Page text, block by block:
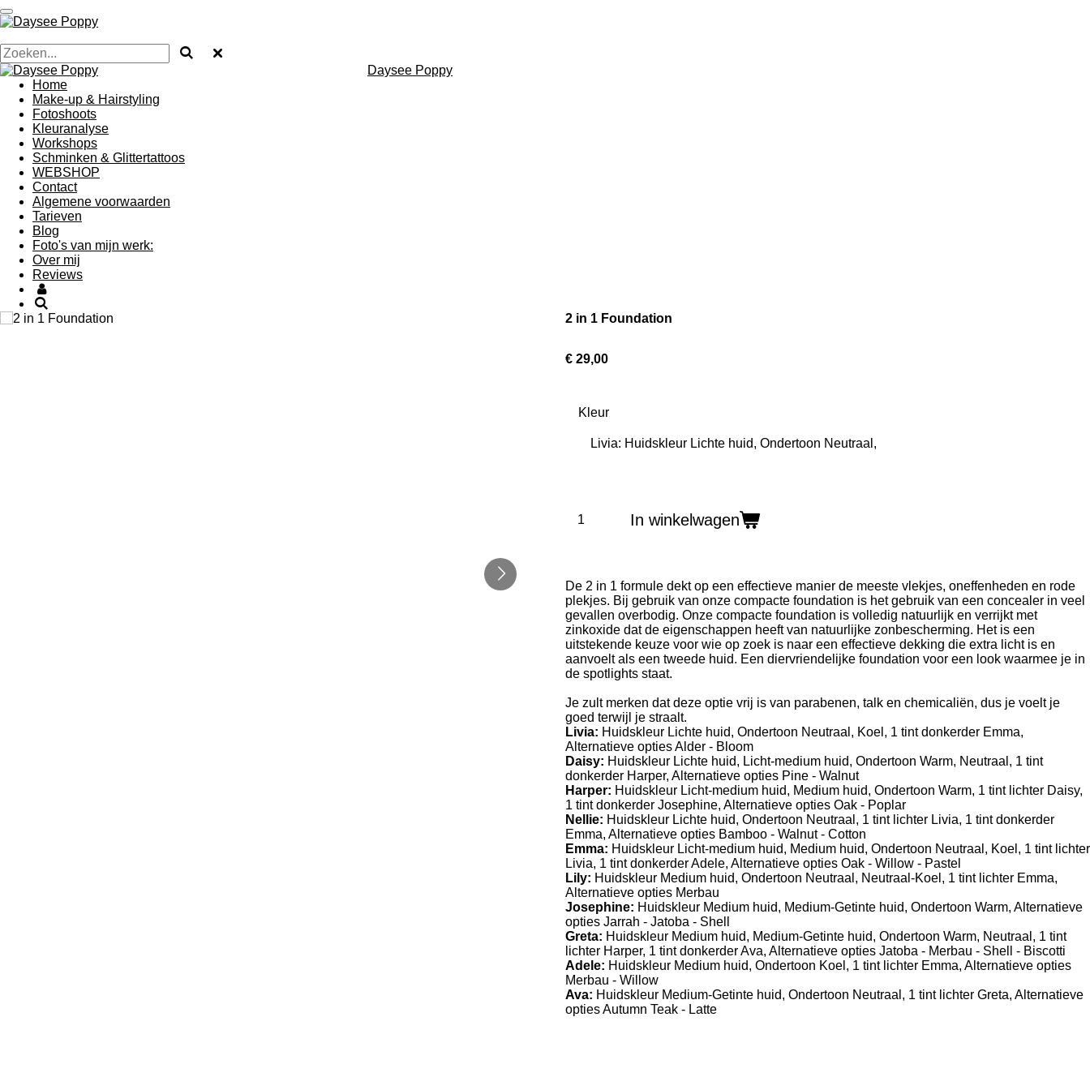
Ga
direct
naar
de
hoofdinhoud
Daysee Poppy
Home
Make-up & Hairstyling
Fotoshoots
Kleuranalyse
Workshops
Schminken & Glittertattoos
WEBSHOP
Contact
Algemene voorwaarden
Tarieven
Blog
Foto's van mijn werk:
Over mij
Reviews
2 in 1 Foundation
€ 29,00
Kleur
In winkelwagen
De 2 in 1 formule dekt op een effectieve manier de meeste vlekjes, oneffenheden en rode
plekjes. Bij gebruik van onze compacte foundation is het gebruik van een concealer in veel
gevallen overbodig. Onze compacte foundation is volledig natuurlijk en verrijkt met
zinkoxide dat de eigenschappen heeft van natuurlijke zonbescherming. Het is een
uitstekende keuze voor wie op zoek is naar een effectieve dekking die extra licht is en
aanvoelt als een tweede huid. Een diervriendelijke foundation voor een look waarmee je in
de spotlights staat.
Je zult merken dat deze optie vrij is van parabenen, talk en chemicaliën, dus je voelt je
goed terwijl je straalt.
Livia: Huidskleur Lichte huid, Ondertoon Neutraal, Koel, 1 tint donkerder Emma,
Alternatieve opties Alder - Bloom
Daisy: Huidskleur Lichte huid, Licht-medium huid, Ondertoon Warm, Neutraal, 1 tint
donkerder Harper, Alternatieve opties Pine - Walnut
Harper: Huidskleur Licht-medium huid, Medium huid, Ondertoon Warm, 1 tint lichter Daisy,
1 tint donkerder Josephine, Alternatieve opties Oak - Poplar
Nellie: Huidskleur Lichte huid, Ondertoon Neutraal, 1 tint lichter Livia, 1 tint donkerder
Emma, Alternatieve opties Bamboo - Walnut - Cotton
Emma: Huidskleur Licht-medium huid, Medium huid, Ondertoon Neutraal, Koel, 1 tint lichter
Livia, 1 tint donkerder Adele, Alternatieve opties Oak - Willow - Pastel
Lily: Huidskleur Medium huid, Ondertoon Neutraal, Neutraal-Koel, 1 tint lichter Emma,
Alternatieve opties Merbau
Josephine: Huidskleur Medium huid, Medium-Getinte huid, Ondertoon Warm, Alternatieve
opties Jarrah - Jatoba - Shell
Greta: Huidskleur Medium huid, Medium-Getinte huid, Ondertoon Warm, Neutraal, 1 tint
lichter Harper, 1 tint donkerder Ava, Alternatieve opties Jatoba - Merbau - Shell - Biscotti
Adele: Huidskleur Medium huid, Ondertoon Koel, 1 tint lichter Emma, Alternatieve opties
Merbau - Willow
Ava: Huidskleur Medium-Getinte huid, Ondertoon Neutraal, 1 tint lichter Greta, Alternatieve
opties Autumn Teak - Latte